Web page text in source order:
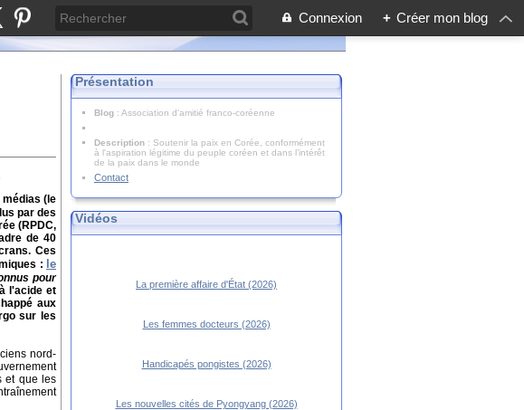
Connexion + Créer mon blog
(le
par des
(RPDC,
de 40
Ces
: le
pour
l'acide et
aux
sur les
nord-
et que les
Présentation
Blog : Association d'amitié franco-coréenne
Description : Soutenir la paix en Corée, conformément
à l'aspiration légitime du peuple coréen et dans l’intérêt
de la paix dans le monde
Contact
Vidéos
La première affaire d'État (2026)
Les femmes docteurs (2026)
Handicapés pongistes (2026)
Les nouvelles cités de Pyongyang (2026)